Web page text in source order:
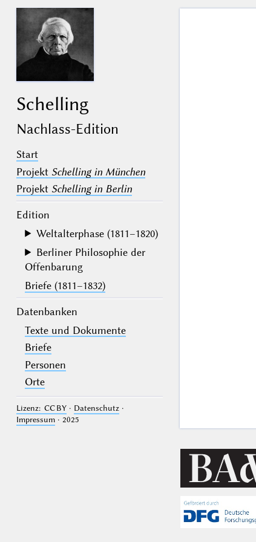
Schelling
Nachlass-Edition
Start
Projekt Schelling in München
Projekt Schelling in Berlin
Edition
Weltalterphase (1811–1820)
Berliner Philosophie der
Offenbarung
Briefe (1811–1832)
Datenbanken
Texte und Dokumente
Briefe
Personen
Orte
Lizenz: CC BY· Datenschutz·
Impressum· 2025